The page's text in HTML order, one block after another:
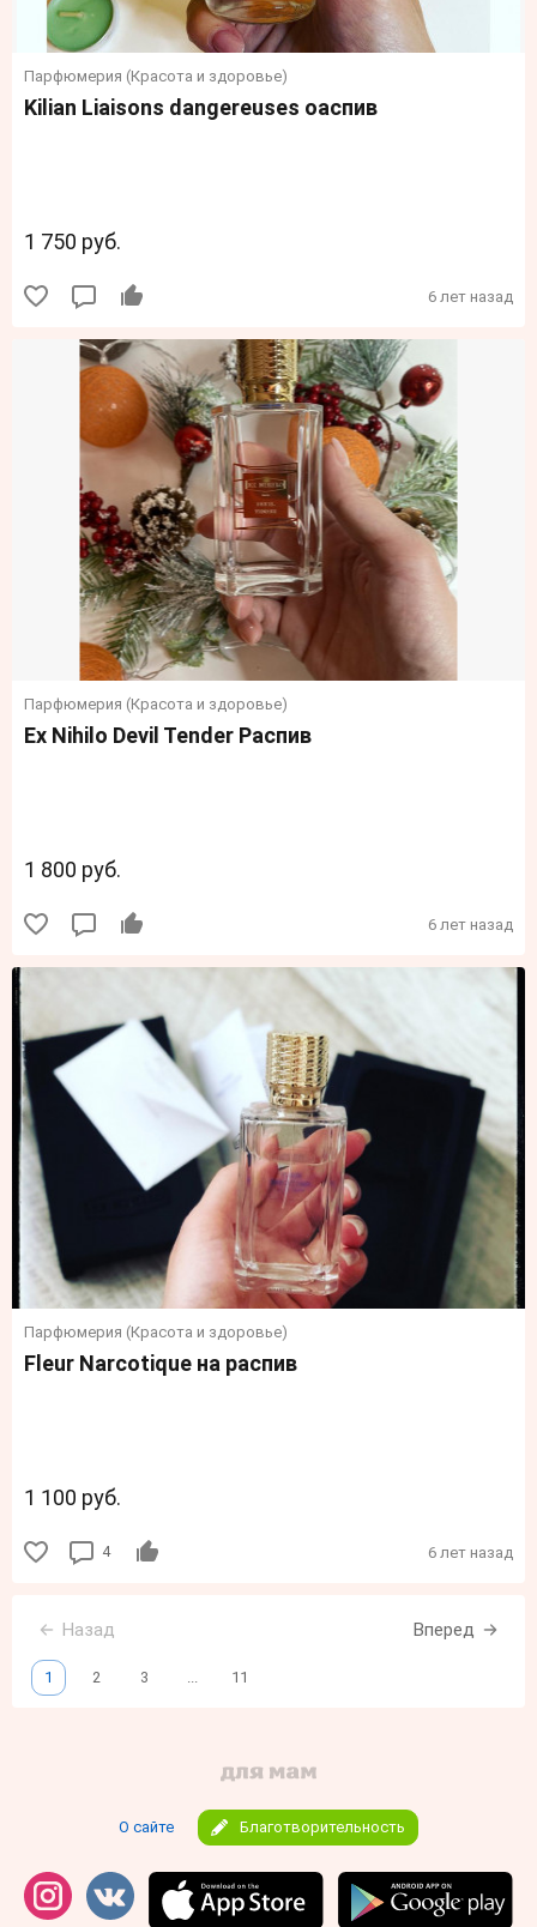
Парфюмерия (Красота и здоровье)
Kilian Liaisons dangereuses оаспив
1 750 руб.
6 лет назад
Парфюмерия (Красота и здоровье)
Ex Nihilo Devil Tender Распив
1 800 руб.
6 лет назад
Парфюмерия (Красота и здоровье)
Fleur Narcotique на распив
1 100 руб.
4 6 лет назад
Назад Вперед
1 2 3 11
О сайте Благотворительность